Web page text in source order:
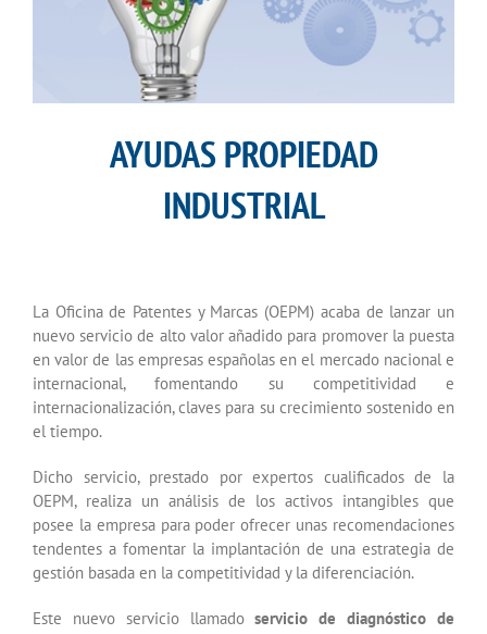
AYUDAS PROPIEDAD
INDUSTRIAL
La Oficina de Patentes y Marcas (OEPM) acaba de lanzar un
nuevo servicio de alto valor añadido para promover la puesta
en valor de las empresas españolas en el mercado nacional e
internacional, fomentando su competitividad e
internacionalización, claves para su crecimiento sostenido en
el tiempo.
Dicho servicio, prestado por expertos cualificados de la
OEPM, realiza un análisis de los activos intangibles que
posee la empresa para poder ofrecer unas recomendaciones
tendentes a fomentar la implantación de una estrategia de
gestión basada en la competitividad y la diferenciación.
Este nuevo servicio llamadoservicio de diagnóstico de